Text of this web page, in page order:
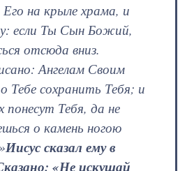
на крыле храма, и
если Ты Сын Божий,
отсюда вниз.
Ангелам Своим
Тебе сохранить Тебя; и
понесут Тебя, да не
о камень ногою
Иисус сказал ему в
«Не искушай